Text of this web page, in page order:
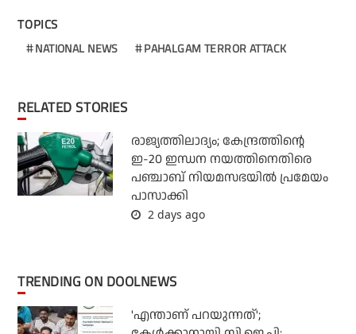
TOPICS
NATIONAL NEWS PAHALGAM TERROR ATTACK
RELATED STORIES
രാജ്യത്തിലാദ്യം; കേന്ദ്രത്തിന്റെ
ഇ-20 ഇന്ധന നയത്തിനെതിരെ
പഞ്ചാബ് നിയമസഭയില്‍ പ്രമേയം
പാസാക്കി
2 days ago
TRENDING ON DOOLNEWS
'എന്താണ് പറയുന്നത്';